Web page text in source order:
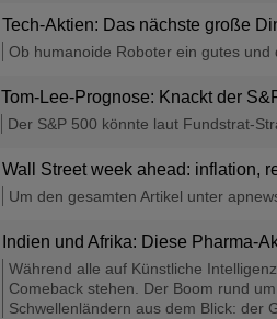
Tech-Aktien: Das nächste große
Ob humanoide Roboter ein gutes und
Tom-Lee-Prognose: Knackt der
Der S&P 500 könnte laut Fundstrat-
Wall Street week ahead: inflation,
Um den gesamten Artikel unter
Indien und Afrika: Diese Pharma-
Während alle auf Künstliche
Comeback stehen. Der Boom rund
Schwellenländern aus dem Blick: der